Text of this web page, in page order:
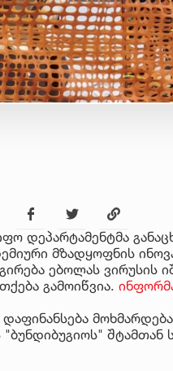
დეპარტამენტმა
მზადყოფნის
ებოლას ვირუსის
გამოიწვია.
"ბუნდიბუგიოს"